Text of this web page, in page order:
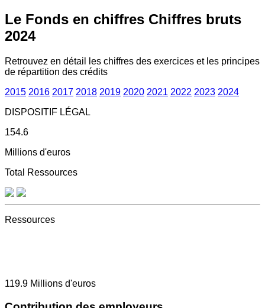
Le Fonds en chiffres Chiffres bruts
2024
Retrouvez en détail les chiffres des exercices et les principes
de répartition des crédits
2015 2016 2017 2018 2019 2020 2021 2022 2023 2024
DISPOSITIF LÉGAL
154.6
Millions d'euros
Total Ressources
Ressources
119.9 Millions d'euros